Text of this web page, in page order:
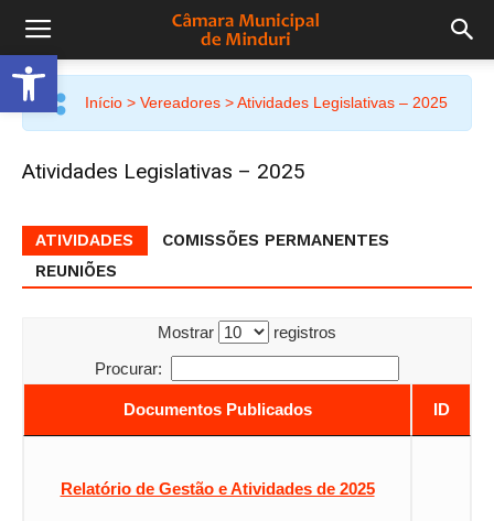
Open toolbar
Início > Vereadores > Atividades Legislativas – 2025
Atividades Legislativas – 2025
ATIVIDADES
COMISSÕES PERMANENTES
REUNIÕES
Mostrar
registros
Procurar:
Documentos Publicados ID
Relatório de Gestão e Atividades de 2025